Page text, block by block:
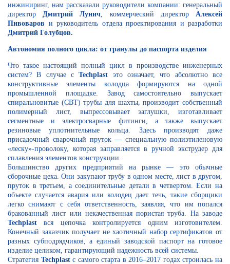
инжиниринг, нам рассказали руководители компании: генеральный
директор Дмитрий Лунич , коммерческий директор Алексей
Пивоваров и руководитель отдела проектирования и разработки
Дмитрий Голубцов.
Автономия полного цикла: от гранулы до паспорта изделия
Что такое настоящий полный цикл в производстве инженерных
систем? В случае сTechplast это означает, что абсолютно все
конструктивные элементы колодца формируются на одной
промышленной площадке. Завод самостоятельно выпускает
спиральновитые (СВТ) трубы для шахты, производит собственный
полимерный лист, выпрессовывает заглушки, изготавливает
сегментные и электросварные фитинги, а также выпускает
резиновые уплотнительные кольца. Здесь производят даже
присадочный сварочный пруток — специальную полиэтиленовую
«леску»-проволоку, которая заправляется в ручной экструдер для
сплавления элементов конструкции.
Большинство других предприятий на рынке — это обычные
сборочные цеха. Они закупают трубу в одном месте, лист в другом,
пруток в третьем, а соединительные детали в четвертом. Если на
объекте случается авария или колодец дает течь, такие сборщики
легко снимают с себя ответственность, заявляя, что им попался
бракованный лист или некачественная пористая труба. На заводе
Techplast вся цепочка контролируется одним изготовителем.
Конечный заказчик получает не хаотичный набор сертификатов от
разных субподрядчиков, а единый заводской паспорт на готовое
изделие целиком, гарантирующий надежность всей системы.
Стратегия Techplastс самого старта в 2016–2017 годах строилась на